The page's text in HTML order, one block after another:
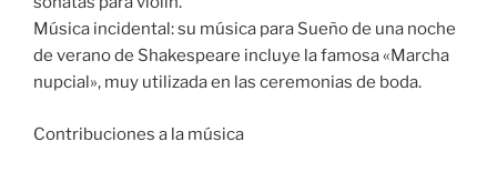
Música incidental: su música para Sueño de una noche
de verano de Shakespeare incluye la famosa «Marcha
nupcial», muy utilizada en las ceremonias de boda.
Contribuciones a la música